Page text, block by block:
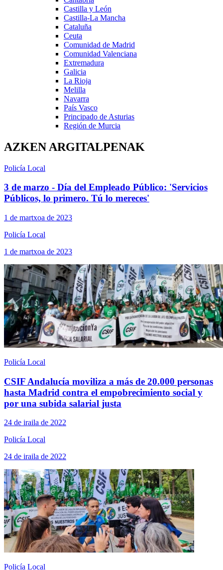
Castilla y León
Castilla-La Mancha
Cataluña
Ceuta
Comunidad de Madrid
Comunidad Valenciana
Extremadura
Galicia
La Rioja
Melilla
Navarra
País Vasco
Principado de Asturias
Región de Murcia
AZKEN ARGITALPENAK
Policía Local
3 de marzo - Día del Empleado Público: 'Servicios
Públicos, lo primero. Tú lo mereces'
1 de martxoa de 2023
Policía Local
1 de martxoa de 2023
Policía Local
CSIF Andalucía moviliza a más de 20.000 personas
hasta Madrid contra el empobrecimiento social y
por una subida salarial justa
24 de iraila de 2022
Policía Local
24 de iraila de 2022
Policía Local